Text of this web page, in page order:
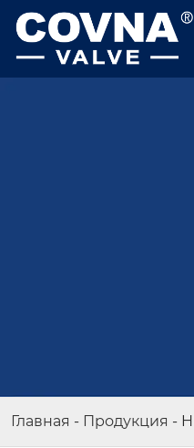
Главная - Продукция -